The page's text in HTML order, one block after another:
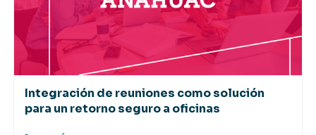
Integración de reuniones como solución
para un retorno seguro a oficinas